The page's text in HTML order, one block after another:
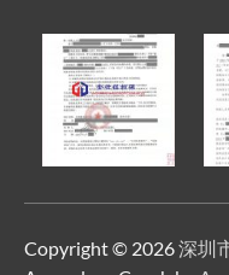
Copyright © 2026深圳